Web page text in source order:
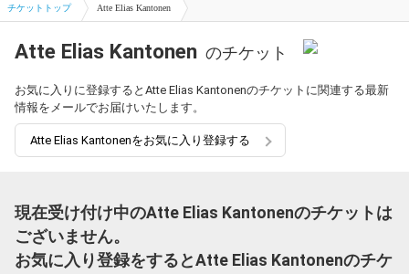
チケットトップ Atte Elias Kantonen
Atte Elias Kantonen のチケット
お気に入りに登録するとAtte Elias Kantonenのチケットに関連する最新
情報をメールでお届けいたします。
Atte Elias Kantonenをお気に入り登録する
現在受け付け中のAtte Elias Kantonenのチケットは
ございません。
お気に入り登録をするとAtte Elias Kantonenのチケ